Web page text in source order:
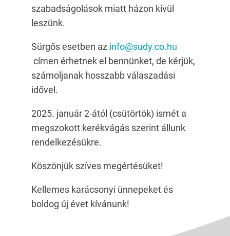
szabadságolások miatt házon kívül
leszünk.
Sürgős esetben az info@sudy.co.hu
címen érhetnek el bennünket, de kérjük,
számoljanak hosszabb válaszadási
idővel.
2025. január 2-ától (csütörtök) ismét a
megszokott kerékvágás szerint állunk
rendelkezésükre.
Köszönjük szíves megértésüket!
Kellemes karácsonyi ünnepeket és
boldog új évet kívánunk!